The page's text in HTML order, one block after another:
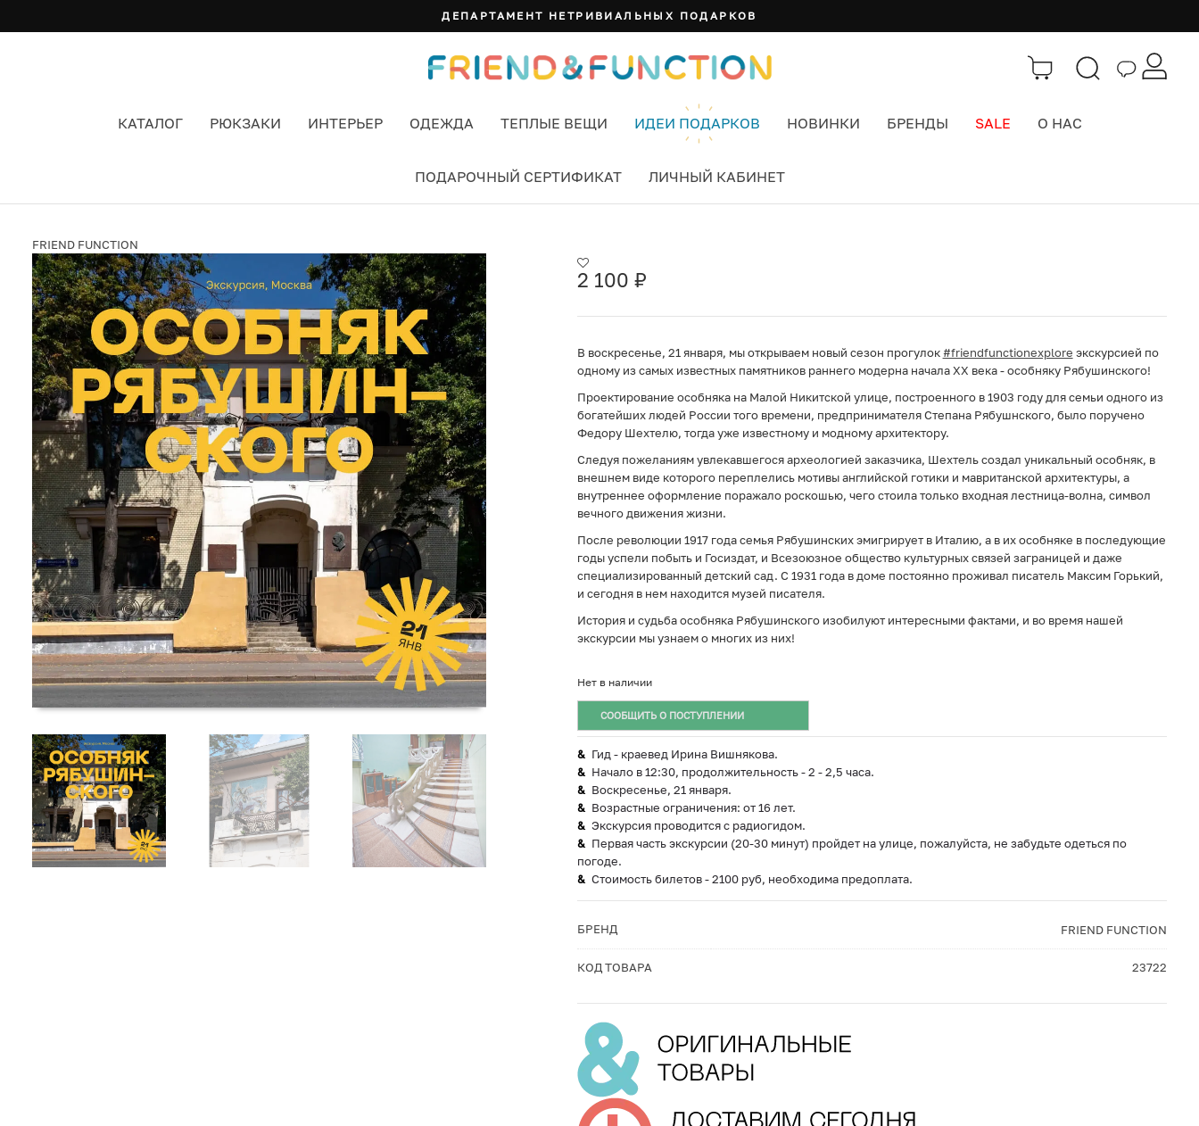
ДЕПАРТАМЕНТ НЕТРИВИАЛЬНЫХ ПОДАРКОВ
КАТАЛОГ РЮКЗАКИ ИНТЕРЬЕР ОДЕЖДА ТЕПЛЫЕ ВЕЩИ ИДЕИ ПОДАРКОВ НОВИНКИ БРЕНДЫ SALE О НАС
ПОДАРОЧНЫЙ СЕРТИФИКАТ ЛИЧНЫЙ КАБИНЕТ
FRIEND FUNCTION
2 100 ₽
В воскресенье, 21 января, мы открываем новый сезон прогулок#friendfunctionexplore экскурсией по
одному из самых известных памятников раннего модерна начала XX века - особняку Рябушинского!
Проектирование особняка на Малой Никитской улице, построенного в 1903 году для семьи одного из
богатейших людей России того времени, предпринимателя Степана Рябушнского, было поручено
Федору Шехтелю, тогда уже известному и модному архитектору.
Следуя пожеланиям увлекавшегося археологией заказчика, Шехтель создал уникальный особняк, в
внешнем виде которого переплелись мотивы английской готики и мавританской архитектуры, а
внутреннее оформление поражало роскошью, чего стоила только входная лестница-волна, символ
вечного движения жизни.
После революции 1917 года семья Рябушинских эмигрирует в Италию, а в их особняке в последующие
годы успели побыть и Госиздат, и Всезоюзное общество культурных связей заграницей и даже
специализированный детский сад. С 1931 года в доме постоянно проживал писатель Максим Горький,
и сегодня в нем находится музей писателя.
История и судьба особняка Рябушинского изобилуют интересными фактами, и во время нашей
экскурсии мы узнаем о многих из них!
Нет в наличии
СООБЩИТЬ О ПОСТУПЛЕНИИ
Гид - краевед Ирина Вишнякова.
Начало в 12:30, продолжительность - 2 - 2,5 часа.
Воскресенье, 21 января.
Возрастные ограничения: от 16 лет.
Экскурсия проводится с радиогидом.
Первая часть экскурсии (20-30 минут) пройдет на улице, пожалуйста, не забудьте одеться по
погоде.
Стоимость билетов - 2100 руб, необходима предоплата.
БРЕНД FRIEND FUNCTION
КОД ТОВАРА 23722